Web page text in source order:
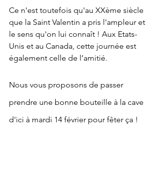
Ce n'est toutefois qu'au XXème siècle
que la Saint Valentin a pris l'ampleur et
le sens qu'on lui connaît ! Aux Etats-
Unis et au Canada, cette journée est
également celle de l’amitié.
Nous vous proposons de passer
prendre une bonne bouteille à la cave
d'ici à mardi 14 février pour fêter ça !